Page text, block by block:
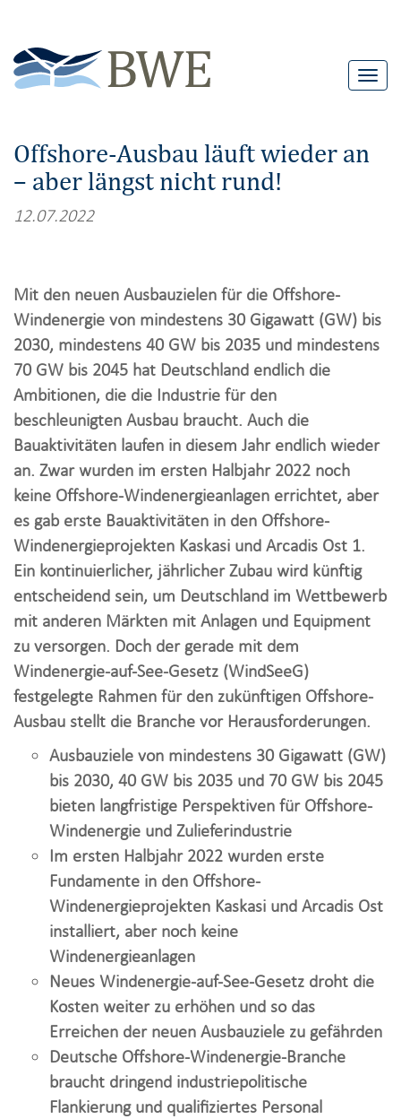
T
g
g
a
n
Offshore-Ausbau läuft wieder an
– aber längst nicht rund!
12.07.2022
Mit den neuen Ausbauzielen für die Offshore-
Windenergie von mindestens 30 Gigawatt (GW) bis
2030, mindestens 40 GW bis 2035 und mindestens
70 GW bis 2045 hat Deutschland endlich die
Ambitionen, die die Industrie für den
beschleunigten Ausbau braucht. Auch die
Bauaktivitäten laufen in diesem Jahr endlich wieder
an. Zwar wurden im ersten Halbjahr 2022 noch
keine Offshore-Windenergieanlagen errichtet, aber
es gab erste Bauaktivitäten in den Offshore-
Windenergieprojekten Kaskasi und Arcadis Ost 1.
Ein kontinuierlicher, jährlicher Zubau wird künftig
entscheidend sein, um Deutschland im Wettbewerb
mit anderen Märkten mit Anlagen und Equipment
zu versorgen. Doch der gerade mit dem
Windenergie-auf-See-Gesetz (WindSeeG)
festgelegte Rahmen für den zukünftigen Offshore-
Ausbau stellt die Branche vor Herausforderungen.
Ausbauziele von mindestens 30 Gigawatt (GW)
bis 2030, 40 GW bis 2035 und 70 GW bis 2045
bieten langfristige Perspektiven für Offshore-
Windenergie und Zulieferindustrie
Im ersten Halbjahr 2022 wurden erste
Fundamente in den Offshore-
Windenergieprojekten Kaskasi und Arcadis Ost
installiert, aber noch keine
Windenergieanlagen
Neues Windenergie-auf-See-Gesetz droht die
Kosten weiter zu erhöhen und so das
Erreichen der neuen Ausbauziele zu gefährden
Deutsche Offshore-Windenergie-Branche
braucht dringend industriepolitische
Flankierung und qualifiziertes Personal